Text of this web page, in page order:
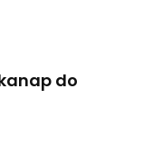
do